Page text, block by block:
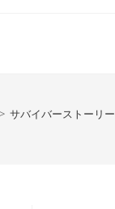
> サバイバーストーリ